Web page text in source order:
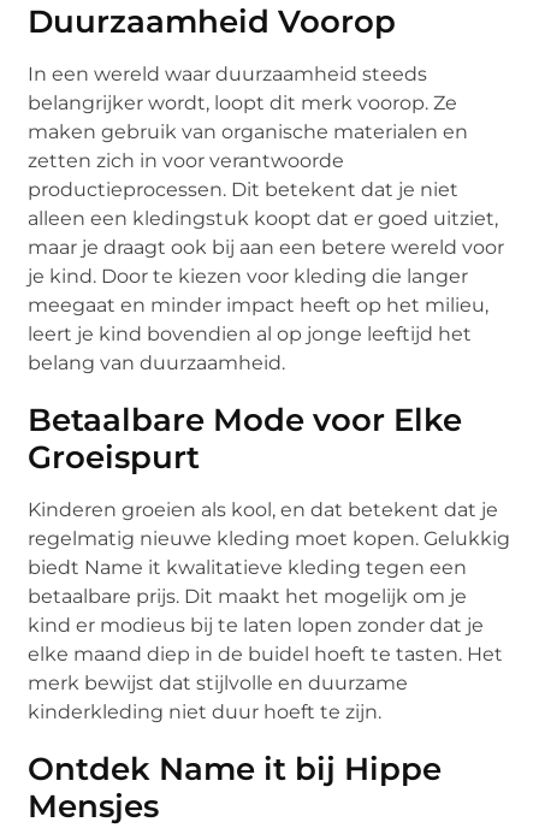
Duurzaamheid Voorop
In een wereld waar duurzaamheid steeds
belangrijker wordt, loopt dit merk voorop. Ze
maken gebruik van organische materialen en
zetten zich in voor verantwoorde
productieprocessen. Dit betekent dat je niet
alleen een kledingstuk koopt dat er goed uitziet,
maar je draagt ook bij aan een betere wereld voor
je kind. Door te kiezen voor kleding die langer
meegaat en minder impact heeft op het milieu,
leert je kind bovendien al op jonge leeftijd het
belang van duurzaamheid.
Betaalbare Mode voor Elke
Groeispurt
Kinderen groeien als kool, en dat betekent dat je
regelmatig nieuwe kleding moet kopen. Gelukkig
biedt Name it kwalitatieve kleding tegen een
betaalbare prijs. Dit maakt het mogelijk om je
kind er modieus bij te laten lopen zonder dat je
elke maand diep in de buidel hoeft te tasten. Het
merk bewijst dat stijlvolle en duurzame
kinderkleding niet duur hoeft te zijn.
Ontdek Name it bij Hippe
Mensjes